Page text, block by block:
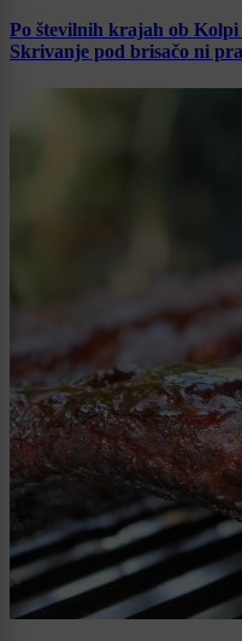
Po številnih krajah ob
Skrivanje pod brisačo ni